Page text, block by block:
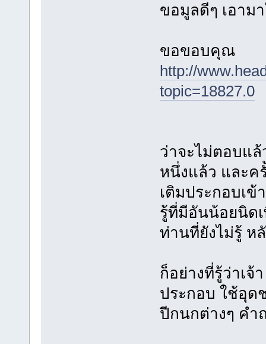
ขอมูลดีๆ เอาม
ขอขอบคุณ
http://
topic=18827.0
ว่าจะไม่ตอบแ
หนึ่งแล้ว และค
เติมประกอบเข้
รู้ที่มีอันน้อยนิด
ท่านที่ยังไม่รู้ ห
ก็อย่างที่รู้ว่าเจ้
ประกอบ ใช้อุด
ปีกนกต่างๆ คำ